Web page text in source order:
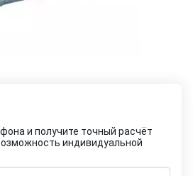
и получите точный расчёт
индивидуальной